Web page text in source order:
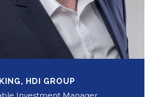
HDI GROUP